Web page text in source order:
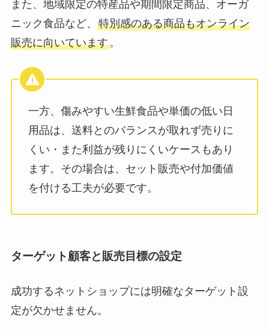
また、地域限定の特産品や期間限定商品、オーガ
ニック食品など、 特別感のある商品もオンライン
販売に向いています。
一方、傷みやすい生鮮食品や単価の低い日
用品は、送料とのバランスが取れず売りに
くい・また利益が残りにくいケースもあり
ます。その場合は、セット販売や付加価値
を付ける工夫が必要です。
ターゲット顧客と販売目標の設定
成功するネットショップには明確なターゲット設
定が欠かせません。